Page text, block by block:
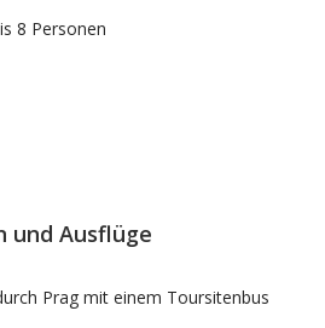
8 Personen
und Ausflüge
Prag mit einem Toursitenbus